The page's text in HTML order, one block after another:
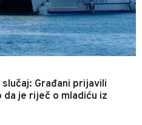
Građani prijavili
je riječ o mladiću iz